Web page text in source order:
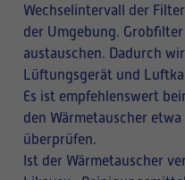
Wechselintervall der
der Umgebung.
austauschen. Dadurch
Lüftungsgerät und
Es ist empfehlenswert
den Wärmetauscher
überprüfen.
Ist der Wärmetauscher